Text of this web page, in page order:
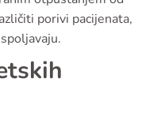
porivi pacijenata,